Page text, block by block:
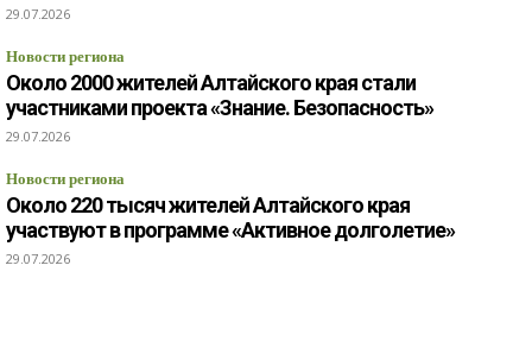
29.07.2026
Новости региона
Около 2000 жителей Алтайского края стали
участниками проекта «Знание. Безопасность»
29.07.2026
Новости региона
Около 220 тысяч жителей Алтайского края
участвуют в программе «Активное долголетие»
29.07.2026